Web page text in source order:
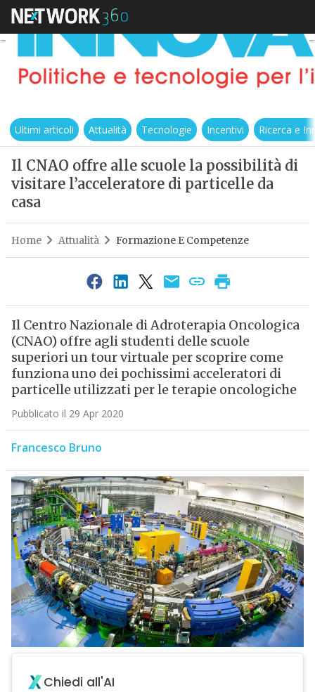
Ultimi articoli Attualità Tecnologie Incentivi Ricerca e
Il CNAO offre alle scuole la possibilità di
visitare l’acceleratore di particelle da
casa
Home Attualità Formazione E Competenze
Il Centro Nazionale di Adroterapia Oncologica
(CNAO) offre agli studenti delle scuole
superiori un tour virtuale per scoprire come
funziona uno dei pochissimi acceleratori di
particelle utilizzati per le terapie oncologiche
Pubblicato il 29 Apr 2020
Francesco Bruno
Chiedi all'AI